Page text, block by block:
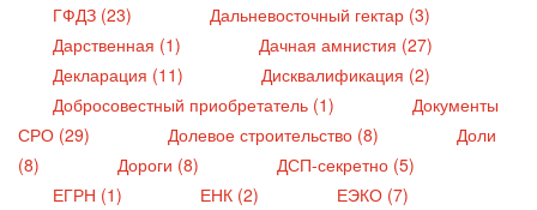
ГФДЗ (23)
Дальневосточный гектар (3)
Дарственная (1)
Дачная амнистия (27)
Декларация (11)
Дисквалификация (2)
Добросовестный приобретатель (1)
Документы
СРО (29)
Долевое строительство (8)
Доли
(8)
Дороги (8)
ДСП-секретно (5)
ЕГРН (1)
ЕНК (2)
ЕЭКО (7)